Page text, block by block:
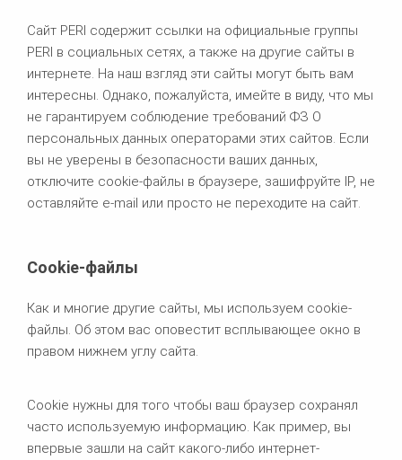
Сайт PERI содержит ссылки на официальные группы
PERI в социальных сетях, а также на другие сайты в
интернете. На наш взгляд эти сайты могут быть вам
интересны. Однако, пожалуйста, имейте в виду, что мы
не гарантируем соблюдение требований ФЗ О
персональных данных операторами этих сайтов. Если
вы не уверены в безопасности ваших данных,
отключите cookie-файлы в браузере, зашифруйте IP, не
оставляйте e-mail или просто не переходите на сайт.
Cookie-файлы
Как и многие другие сайты, мы используем cookie-
файлы. Об этом вас оповестит всплывающее окно в
правом нижнем углу сайта.
Cookie нужны для того чтобы ваш браузер сохранял
часто используемую информацию. Как пример, вы
впервые зашли на сайт какого-либо интернет-